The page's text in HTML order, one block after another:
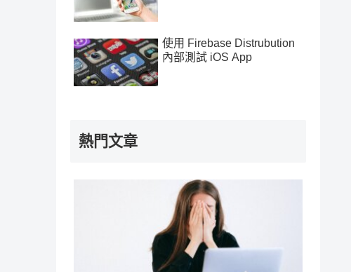
使用 Firebase Distrubution
內部測試 iOS App
熱門文章